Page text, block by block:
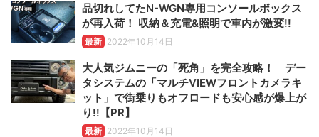
品切れしてたN-WGN専用コンソールボックス
が再入荷！ 収納＆充電&照明で車内が激変!!
最新 2022年10月14日
大人気ジムニーの「死角」を完全攻略！ デー
タシステムの「マルチVIEWフロントカメラキ
ット」で街乗りもオフロードも安心感が爆上が
り!!【PR】
最新 2022年10月14日